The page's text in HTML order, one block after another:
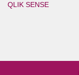
QLIK SENSE